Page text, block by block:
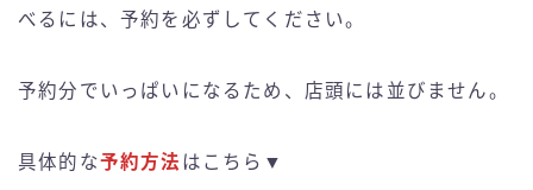
べるには、予約を必ずしてください。
予約分でいっぱいになるため、店頭には並びません。
具体的な予約方法 はこちら▼